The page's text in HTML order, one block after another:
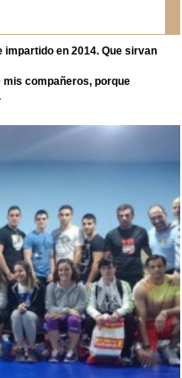
impartido en 2014. Que sirvan
mis compañeros, porque